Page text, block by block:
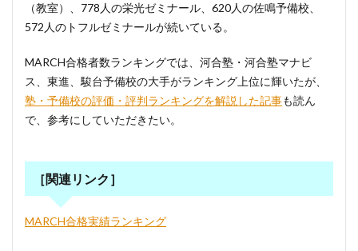
（教室）、778人の栄光ゼミナール、620人の佐鳴予備校、
572人のトフルゼミナールが続いている。
MARCH合格者数ランキングでは、河合塾・河合塾マナビ
ス、東進、駿台予備校の大手がランキング上位に輝いたが、
塾・予備校の評価・評判ランキングを解説した記事も読ん
で、参考にしていただきたい。
［関連リンク］
MARCH合格実績ランキング